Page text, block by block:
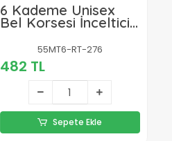
6 Kademe Unisex
Bel Korsesi İnceltici
55MT6-RT-276
482 TL
Sepete Ekle